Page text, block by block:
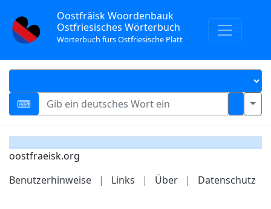
Oostfräisk Woordenbauk
Ostfriesisches Wörterbuch
Wörterbuch fürs Ostfriesische Platt
oostfraeisk.org
Benutzerhinweise
| Links | Über | Datenschutz